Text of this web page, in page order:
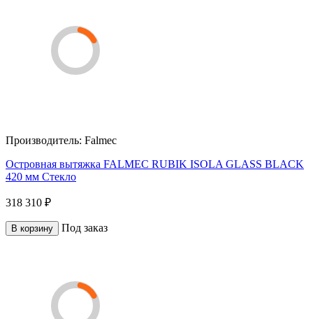
Производитель: Falmec
Островная вытяжка FALMEC RUBIK ISOLA GLASS BLACK
420 мм Стекло
318 310 ₽
В корзину Под заказ